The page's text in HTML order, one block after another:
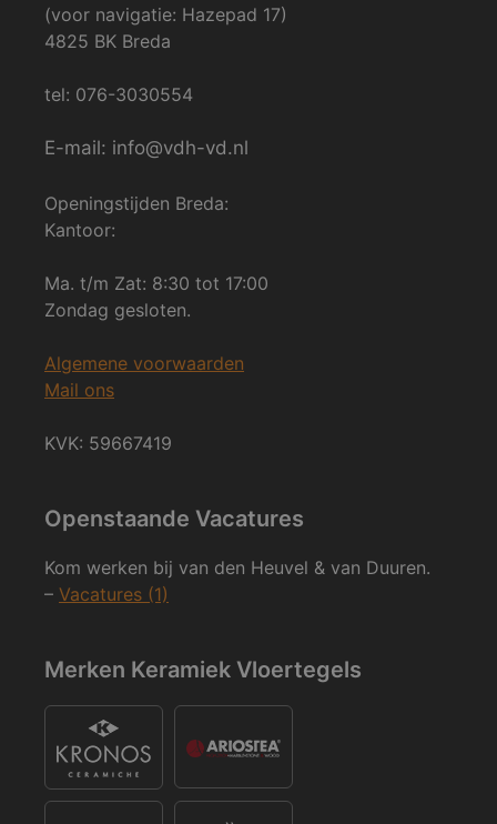
(voor navigatie: Hazepad 17)
4825 BK Breda
tel: 076-3030554
E-mail: info@vdh-vd.nl
Openingstijden Breda:
Kantoor:
Ma. t/m Zat: 8:30 tot 17:00
Zondag gesloten.
Algemene voorwaarden
Mail ons
KVK: 59667419
Openstaande Vacatures
Kom werken bij van den Heuvel & van Duuren.
– Vacatures (1)
Merken Keramiek Vloertegels